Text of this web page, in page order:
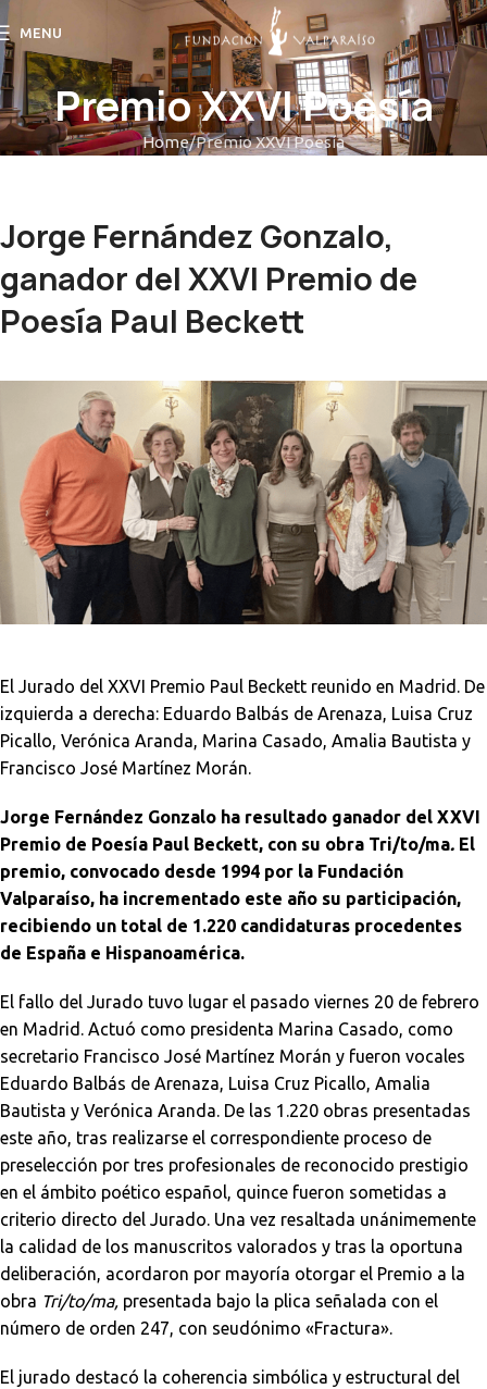
MENU
Premio XXVI Poesía
Home Premio XXVI Poesía
Jorge Fernández Gonzalo,
ganador del XXVI Premio de
Poesía Paul Beckett
El Jurado del XXVI Premio Paul Beckett reunido en Madrid. De
izquierda a derecha: Eduardo Balbás de Arenaza, Luisa Cruz
Picallo, Verónica Aranda, Marina Casado, Amalia Bautista y
Francisco José Martínez Morán.
Jorge Fernández Gonzalo ha resultado ganador del XXVI
Premio de Poesía Paul Beckett, con su obra Tri/to/ma. El
premio, convocado desde 1994 por la Fundación
Valparaíso, ha incrementado este año su participación,
recibiendo un total de 1.220 candidaturas procedentes
de España e Hispanoamérica.
El fallo del Jurado tuvo lugar el pasado viernes 20 de febrero
en Madrid. Actuó como presidenta Marina Casado, como
secretario Francisco José Martínez Morán y fueron vocales
Eduardo Balbás de Arenaza, Luisa Cruz Picallo, Amalia
Bautista y Verónica Aranda. De las 1.220 obras presentadas
este año, tras realizarse el correspondiente proceso de
preselección por tres profesionales de reconocido prestigio
en el ámbito poético español, quince fueron sometidas a
criterio directo del Jurado. Una vez resaltada unánimemente
la calidad de los manuscritos valorados y tras la oportuna
deliberación, acordaron por mayoría otorgar el Premio a la
obra Tri/to/ma, presentada bajo la plica señalada con el
número de orden 247, con seudónimo «Fractura».
El jurado destacó la coherencia simbólica y estructural del